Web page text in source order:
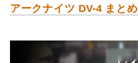
アークナイツ DV-4 まとめ